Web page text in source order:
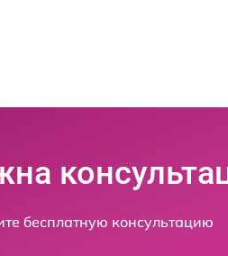
бесплатную консультацию